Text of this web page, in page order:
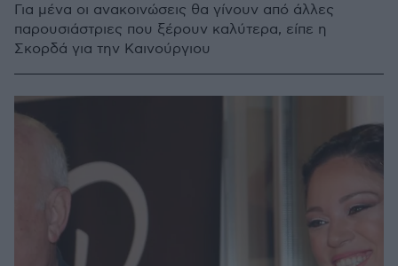
Για μένα οι ανακοινώσεις θα γίνουν από άλλες
παρουσιάστριες που ξέρουν καλύτερα, είπε η
Σκορδά για την Καινούργιου